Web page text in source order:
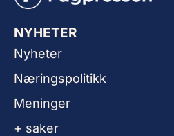
NYHETER
Nyheter
Næringspolitikk
Meninger
+ saker